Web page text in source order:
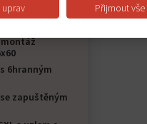
duté prostory
6hranným
zapuštěným
uprav Přijmout vše